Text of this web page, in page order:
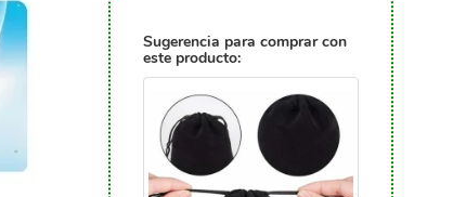
Sugerencia para comprar con
este producto: